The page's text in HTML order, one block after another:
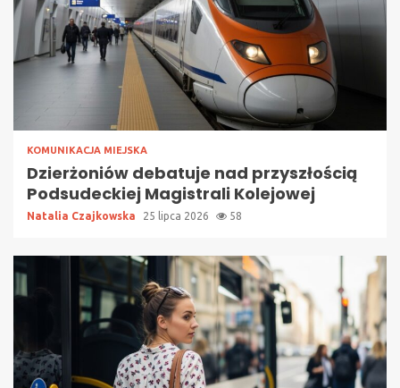
KOMUNIKACJA MIEJSKA
Dzierżoniów debatuje nad przyszłością
Podsudeckiej Magistrali Kolejowej
Natalia Czajkowska 25 lipca 2026 58